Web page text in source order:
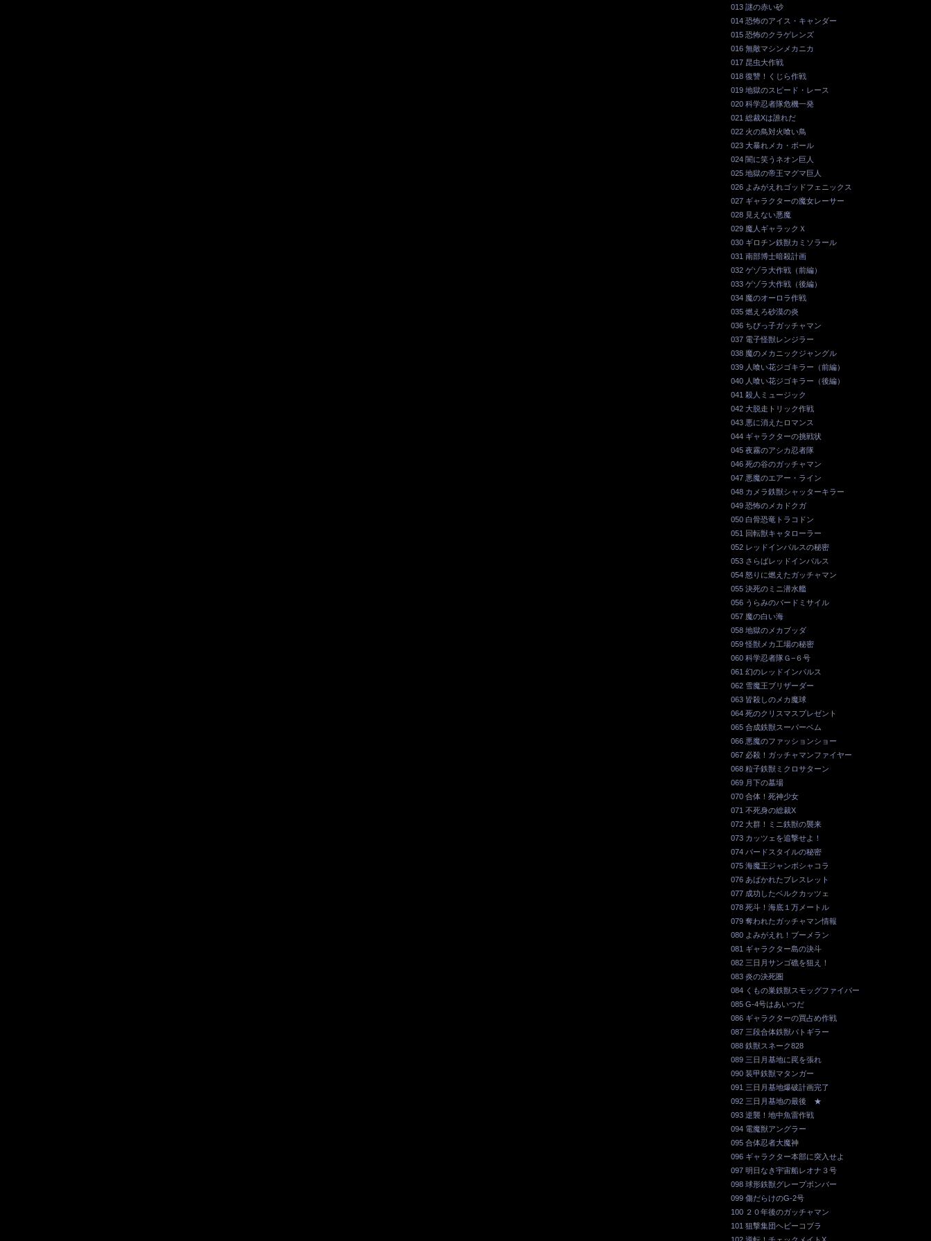
013 謎の赤い砂
014 恐怖のアイス・キャンダー
015 恐怖のクラゲレンズ
016 無敵マシンメカニカ
017 昆虫大作戦
018 復讐！くじら作戦
019 地獄のスピード・レース
020 科学忍者隊危機一発
021 総裁Xは誰れだ
022 火の鳥対火喰い鳥
023 大暴れメカ・ボール
024 闇に笑うネオン巨人
025 地獄の帝王マグマ巨人
026 よみがえれゴッドフェニックス
027 ギャラクターの魔女レーサー
028 見えない悪魔
029 魔人ギャラックＸ
030 ギロチン鉄獣カミソラール
031 南部博士暗殺計画
032 ゲゾラ大作戦（前編）
033 ゲゾラ大作戦（後編）
034 魔のオーロラ作戦
035 燃えろ砂漠の炎
036 ちびっ子ガッチャマン
037 電子怪獣レンジラー
038 魔のメカニックジャングル
039 人喰い花ジゴキラー（前編）
040 人喰い花ジゴキラー（後編）
041 殺人ミュージック
042 大脱走トリック作戦
043 悪に消えたロマンス
044 ギャラクターの挑戦状
045 夜霧のアシカ忍者隊
046 死の谷のガッチャマン
047 悪魔のエアー・ライン
048 カメラ鉄獣シャッターキラー
049 恐怖のメカドクガ
050 白骨恐竜トラコドン
051 回転獣キャタローラー
052 レッドインパルスの秘密
053 さらばレッドインパルス
054 怒りに燃えたガッチャマン
055 決死のミニ潜水艦
056 うらみのバードミサイル
057 魔の白い海
058 地獄のメカブッダ
059 怪獣メカ工場の秘密
060 科学忍者隊Ｇ−６号
061 幻のレッドインパルス
062 雪魔王ブリザーダー
063 皆殺しのメカ魔球
064 死のクリスマスプレゼント
065 合成鉄獣スーパーベム
066 悪魔のファッションショー
067 必殺！ガッチャマンファイヤー
068 粒子鉄獣ミクロサターン
069 月下の墓場
070 合体！死神少女
071 不死身の総裁X
072 大群！ミニ鉄獣の襲来
073 カッツェを追撃せよ！
074 バードスタイルの秘密
075 海魔王ジャンボシャコラ
076 あばかれたブレスレット
077 成功したベルクカッツェ
078 死斗！海底１万メートル
079 奪われたガッチャマン情報
080 よみがえれ！ブーメラン
081 ギャラクター島の決斗
082 三日月サンゴ礁を狙え！
083 炎の決死圏
084 くもの巣鉄獣スモッグファイバー
085 G-4号はあいつだ
086 ギャラクターの買占め作戦
087 三段合体鉄獣パトギラー
088 鉄獣スネーク828
089 三日月基地に罠を張れ
090 装甲鉄獣マタンガー
091 三日月基地爆破計画完了
092 三日月基地の最後 ★
093 逆襲！地中魚雷作戦
094 電魔獣アングラー
095 合体忍者大魔神
096 ギャラクター本部に突入せよ
097 明日なき宇宙船レオナ３号
098 球形鉄獣グレープボンバー
099 傷だらけのG-2号
100 ２０年後のガッチャマン
101 狙撃集団ヘビーコブラ